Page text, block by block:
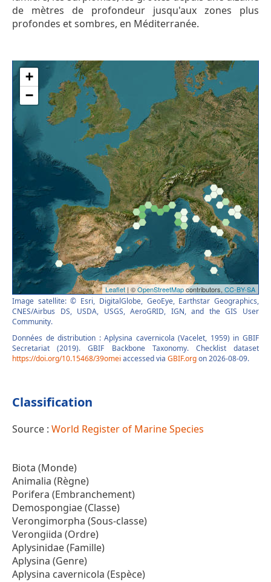
de mètres de profondeur jusqu'aux zones plus
profondes et sombres, en Méditerranée.
Image satellite: © Esri, DigitalGlobe, GeoEye, Earthstar Geographics,
CNES/Airbus DS, USDA, USGS, AeroGRID, IGN, and the GIS User
Community.
Données de distribution : Aplysina cavernicola (Vacelet, 1959) in GBIF
Secretariat (2019). GBIF Backbone Taxonomy. Checklist dataset
https://doi.org/10.15468/39omei accessed via GBIF.orgon 2026-08-09.
Classification
Source : World Register of Marine Species
Biota (Monde)
Animalia (Règne)
Porifera (Embranchement)
Demospongiae (Classe)
Verongimorpha (Sous-classe)
Verongiida (Ordre)
Aplysinidae (Famille)
Aplysina (Genre)
Aplysina cavernicola (Espèce)